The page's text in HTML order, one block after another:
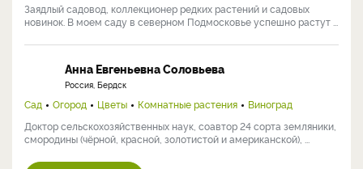
Заядлый садовод, коллекционер редких растений и садовых
новинок. В моем саду в северном Подмосковье успешно растут ...
Анна Евгеньевна Соловьева
Россия, Бердск
Сад Огород Цветы Комнатные растения
Виноград
Доктор сельскохозяйственных наук, соавтор 24 сорта земляники,
смородины (чёрной, красной, золотистой и американской), ...